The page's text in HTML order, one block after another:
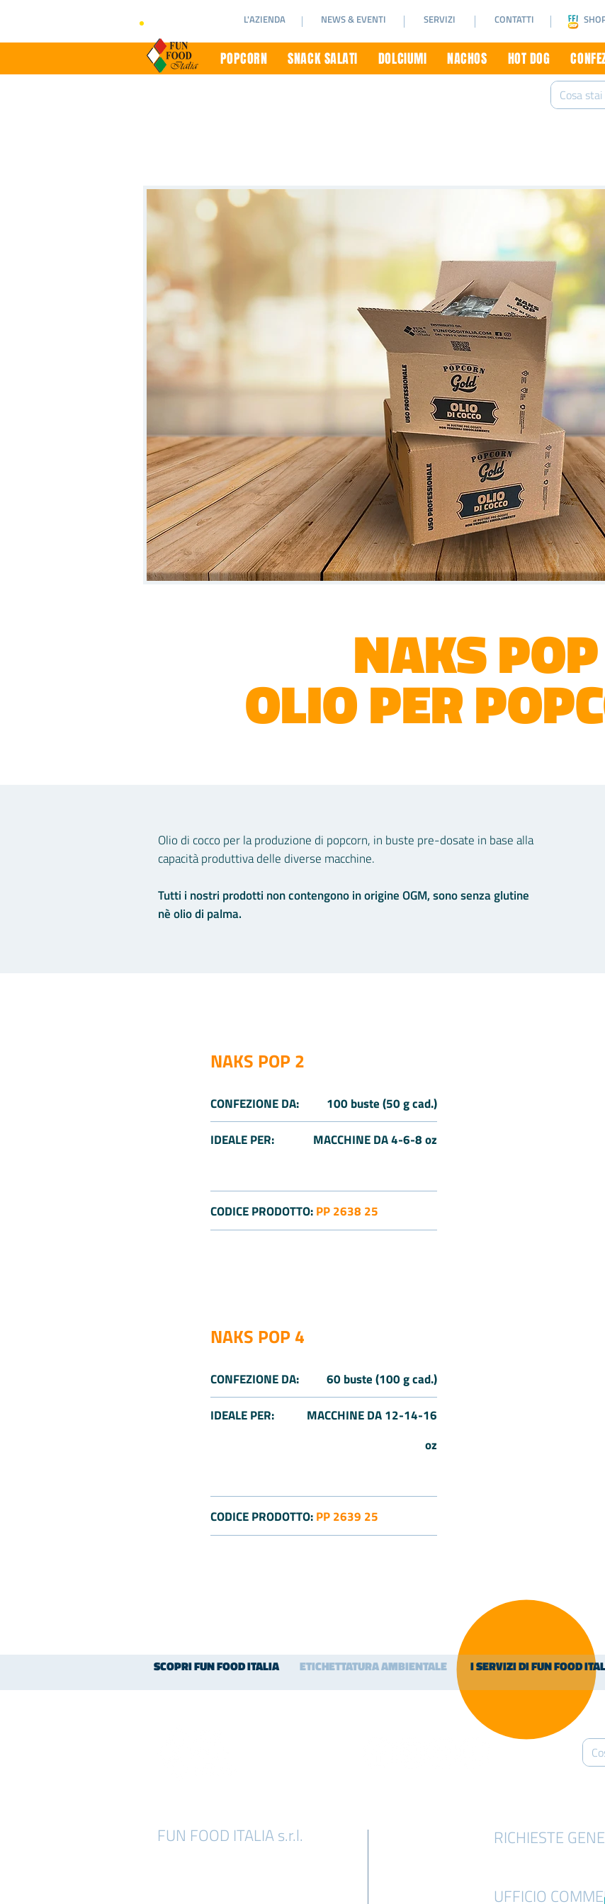
POPCORN SNACK SALATI DOLCIUMI NACHOS HOT DOG
L'AZIENDA NEWS & EVENTI SERVIZI CONTATTI
NAKS POP
OLIO PER
Olio di cocco per la produzione di popcorn, in buste pre-dosate in base alla
capacità produttiva delle diverse macchine.​
Tutti i nostri prodotti non contengono in origine OGM, sono senza glutine
nè olio di palma.
NAKS POP 2
CONFEZIONE DA:
100 buste (50 g cad.)
IDEALE PER:
MACCHINE DA 4-6-8 oz
CODICE PRODOTTO:PP 2638 25
NAKS POP 4
CONFEZIONE DA:
60 buste (100 g cad.)
IDEALE PER:
MACCHINE DA 12-14-16
oz
CODICE PRODOTTO:PP 2639 25
SCOPRI FUN FOOD ITALIA ETICHETTATURA AMBIENTALE I SERVIZI DI FUN FOOD
FUN FOOD ITALIA s.r.l. RICHIESTE
UFFICIO